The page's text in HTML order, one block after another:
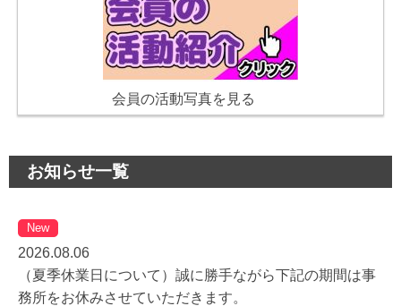
会員の活動写真を見る
お知らせ一覧
New
2026.08.06
（夏季休業日について）誠に勝手ながら下記の期間は事
務所をお休みさせていただきます。